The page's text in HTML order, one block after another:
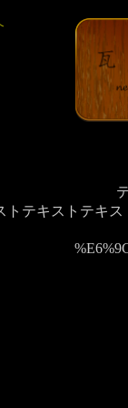
トテキストテキ